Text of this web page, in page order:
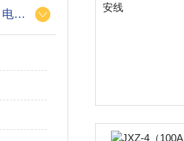
接线柱，鳄鱼夹，电力测试钳，测试导线包